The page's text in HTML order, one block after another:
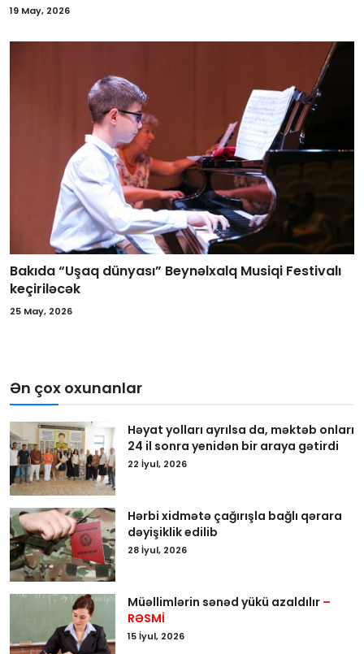
19 May, 2026
Bakıda “Uşaq dünyası” Beynəlxalq Musiqi Festivalı
keçiriləcək
25 May, 2026
Ən çox oxunanlar
Həyat yolları ayrılsa da, məktəb onları
24 il sonra yenidən bir araya gətirdi
22 İyul, 2026
Hərbi xidmətə çağırışla bağlı qərara
dəyişiklik edilib
28 İyul, 2026
Müəllimlərin sənəd yükü azaldılır –
RƏSMİ
15 İyul, 2026